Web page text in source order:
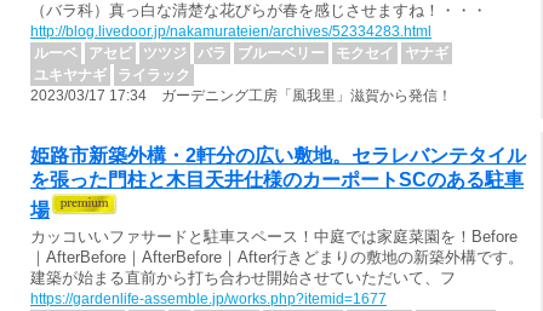
（バラ科）真っ白な清楚な花びらが春を感じさせますね！・・・
http://blog.livedoor.jp/nakamurateien/archives/52334283.html
ルーベ
アセビ ツツジ バラ ブルーベリー モクセイ
ヤナギ
ユキヤナギ
ライラック
2023/03/17 17:34 ガーデニング工房「風我里」滋賀から発信！
姫路市新築外構・2軒分の広い敷地。セラレバンテタイル
を張った門柱と木目天井仕様のカーポートSCのある駐車
場
カッコいいファサードと駐車スペース！中庭では家庭菜園を！Before
｜AfterBefore｜AfterBefore｜After行きどまりの敷地の新築外構です。
建築が始まる直前から打ち合わせ開始させていただいて、フ
https://gardenlife-assemble.jp/works.php?itemid=1677